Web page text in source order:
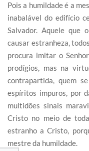
Pois a humildade é a
inabalável do edifício
Salvador. Aquele que
causar estranheza,
procura imitar o
prodígios, mas na
contrapartida, quem
espíritos impuros, por
multidões sinais
Cristo no meio de
estranho a Cristo,
mestre da humildade.